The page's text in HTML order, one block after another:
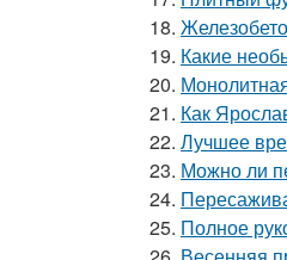
18.
19. Какие
20.
21. Как
22. Лучшее
23. Можно ли
24.
25. Полное